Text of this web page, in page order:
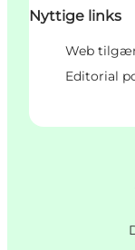
Nyttige links
Web
Editorial